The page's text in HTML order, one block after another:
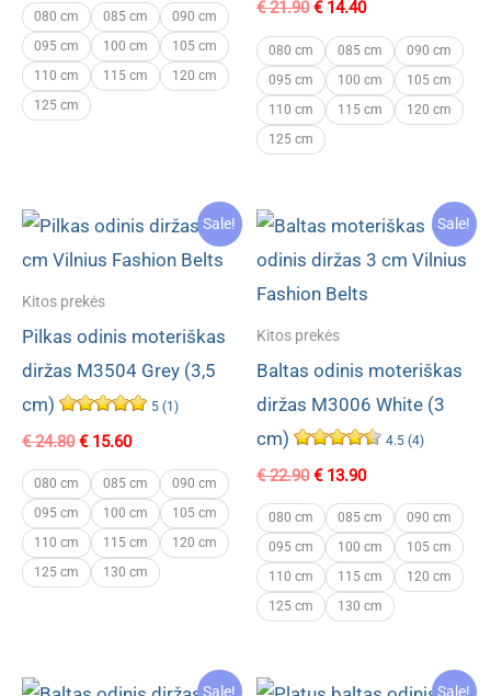
was:
€ 23.80.
is:
€ 15.60.
080 cm 085 cm
090 cm
095 cm
100 cm
105 cm
110 cm
115 cm
120 cm
125 cm
€21.90 Original
was:
€ 21.90.
€14.40Current
is:
€ 14.40.
080 cm 085 cm
090 cm
095 cm
100 cm
105 cm
110 cm
115 cm
120 cm
125 cm
Sale!
Kitos prekės
Pilkas odinis moteriškas
diržas M3504 Grey (3,5
cm)
5 (1)
€24.80 Original
was:
€ 24.80.
€15.60Current
is:
€ 15.60.
080 cm 085 cm
090 cm
095 cm
100 cm
105 cm
110 cm
115 cm
120 cm
125 cm
130 cm
Sale!
Kitos prekės
Baltas odinis moteriškas
diržas M3006 White (3
cm)
4.5 (4)
€22.90 Original
was:
€ 22.90.
€13.90Current
is:
€ 13.90.
080 cm 085 cm
090 cm
095 cm
100 cm
105 cm
110 cm
115 cm
120 cm
125 cm
130 cm
Sale! Sale!